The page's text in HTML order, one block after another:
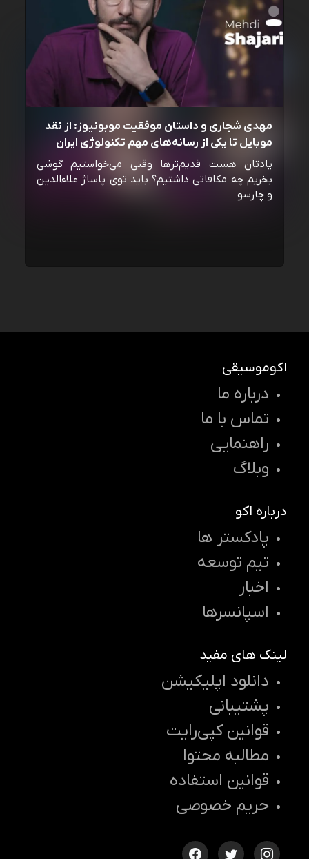
مهدی شجاری و داستان موفقیت موبونیوز: از نقد
موبایل تا یکی از رسانه‌‌های مهم تکنولوژی ایران
یادتان هست قدیم‌ترها وقتی می‌خواستیم گوشی
بخریم چه مکافاتی داشتیم؟ باید توی پاساژ علاءالدین
و چارسو
اکوموسیقی
درباره ما
تماس با ما
راهنمایی
وبلاگ
درباره اکو
پادکستر ها
تیم توسعه
اخبار
اسپانسرها
لینک های مفید
دانلود اپلیکیشن
پشتیبانی
قوانین کپی‌رایت
مطالبه محتوا
قوانین استفاده
حریم خصوصی